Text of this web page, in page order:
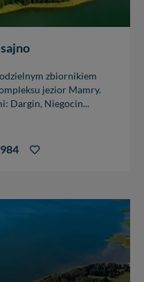
zbiornikiem
jezior Mamry.
Dargin, Niegocin...